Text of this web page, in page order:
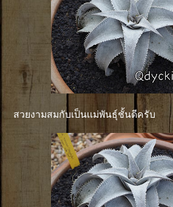
สวยงามสมกับเป็นเเม่พันธุ์ชั้นดีครับ